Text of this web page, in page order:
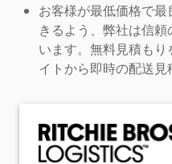
お客様が最低価格で
きるよう、弊社は信
います。無料見積も
イトから即時の配送見